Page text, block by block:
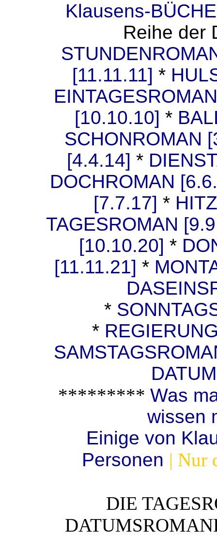
Klausens-
Reihe der
[11.11.11] *
[10.10.10] *
SCHONROMAN
[4.4.14] *
DOCHROMAN
[7.7.17] *
TAGESROMAN
[10.10.20] *
[11.11.21] *
*
*
********* Was
wissen
Einige von
Personen | Nur
DIE